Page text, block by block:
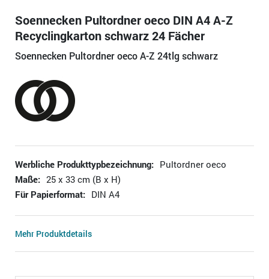
Soennecken Pultordner oeco DIN A4 A-Z
Recyclingkarton schwarz 24 Fächer
Soennecken Pultordner oeco A-Z 24tlg schwarz
Werbliche Produkttypbezeichnung: Pultordner oeco
Maße: 25 x 33 cm (B x H)
Für Papierformat: DIN A4
Mehr Produktdetails